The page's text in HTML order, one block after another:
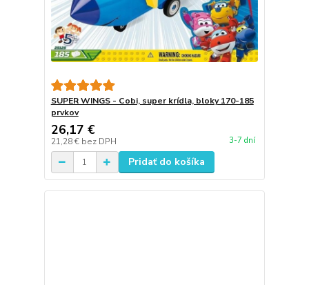
SUPER WINGS - Cobi, super krídla, bloky 170-185
prvkov
26,17 €
21,28 € bez DPH 3-7 dní
Pridať do košíka